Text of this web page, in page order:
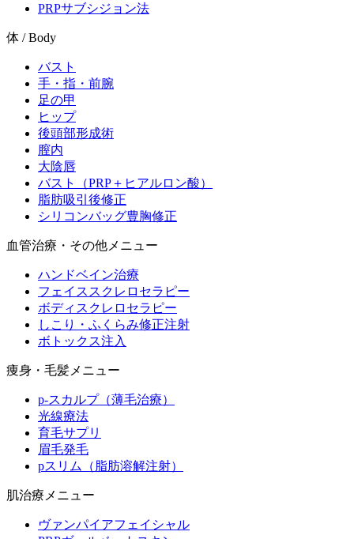
PRPサブシジョン法
体 / Body
バスト
手・指・前腕
足の甲
ヒップ
後頭部形成術
膣内
大陰唇
バスト（PRP＋ヒアルロン酸）
脂肪吸引後修正
シリコンバッグ豊胸修正
血管治療・その他メニュー
ハンドベイン治療
フェイススクレロセラピー
ボディスクレロセラピー
しこり・ふくらみ修正注射
ボトックス注入
痩身・毛髪メニュー
p-スカルプ（薄毛治療）
光線療法
育毛サプリ
眉毛発毛
pスリム（脂肪溶解注射）
肌治療メニュー
ヴァンパイアフェイシャル